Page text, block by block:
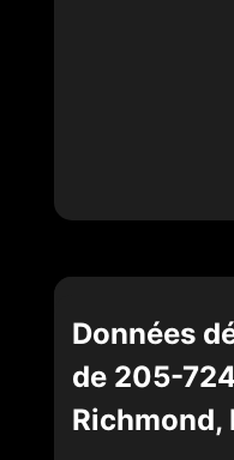
Données
de 205-
Richmond,